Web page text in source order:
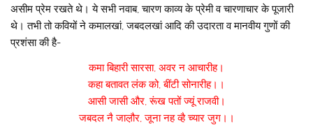
असीम प्रेम रखते थे। ये सभी नवाब, चारण काव्य के प्रेमी व चारणाचार के पूजारी
थे। तभी तो कवियों ने कमालखां, जबदलखां आदि की उदारता व मानवीय गुणों की
प्रशंसा की है-
कमा बिहारी सारसा, अवर न आचारीह।
कहा बतावत लंक को, बींटी सोनारीह।।
आसी जासी और, रूंख पतों ज्यूं राजवी।
जबदल नै जाल़ौर, जूना नह व्है च्यार जुग।।